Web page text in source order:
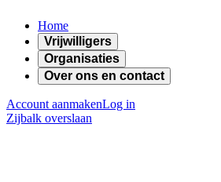
Home
Vrijwilligers
Organisaties
Over ons en contact
Account aanmakenLog in
Zijbalk overslaan